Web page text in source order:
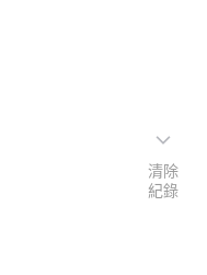
清除
紀錄